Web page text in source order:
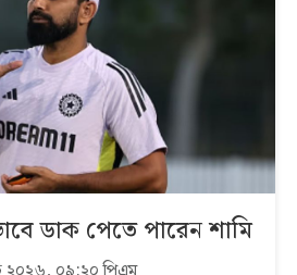
ডাক পেতে পারেন শামি